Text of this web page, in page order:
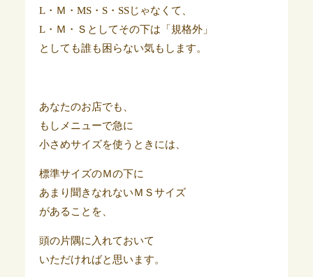
L・Ｍ・MS・S・SSじゃなくて、
L・Ｍ・Ｓとしてその下は「規格外」
としても誰も困らない気もします。
あなたのお店でも、
もしメニューで急に
小さめサイズを使うときには、
標準サイズのＭの下に
あまり聞きなれないＭＳサイズ
があることを、
頭の片隅に入れておいて
いただければと思います。